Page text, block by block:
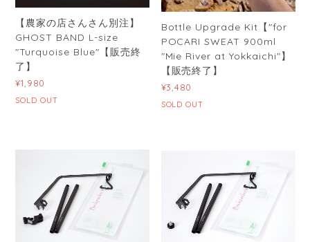
【農家の店さんさん別注】
GHOST BAND L-size
"Turquoise Blue"【販売終
了】
¥1,980
SOLD OUT
Bottle Upgrade Kit【"for
POCARI SWEAT 900ml
"Mie River at Yokkaichi"】
【販売終了】
¥3,480
SOLD OUT